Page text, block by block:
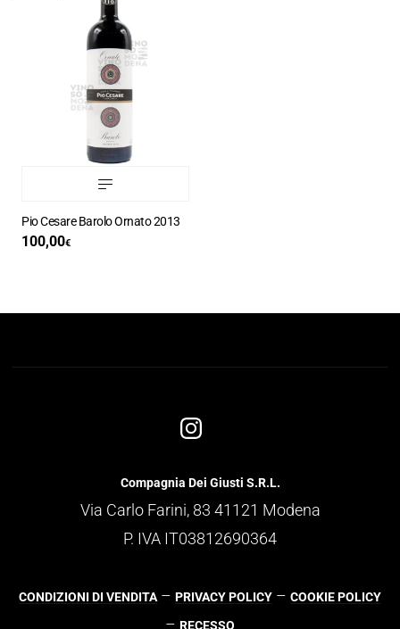
Pio Cesare Barolo Ornato 2013
100,00€
Compagnia Dei Giusti S.R.L.
Via Carlo Farini, 83 41121 Modena
P. IVA IT03812690364
CONDIZIONI DI VENDITA – PRIVACY POLICY – COOKIE POLICY
– RECESSO